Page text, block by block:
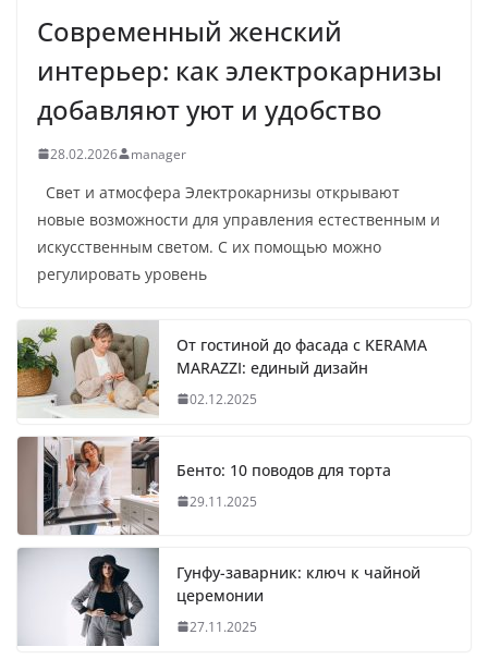
Современный женский
интерьер: как электрокарнизы
добавляют уют и удобство
28.02.2026 manager
Свет и атмосфера Электрокарнизы открывают
новые возможности для управления естественным и
искусственным светом. С их помощью можно
регулировать уровень
От гостиной до фасада с KERAMA
MARAZZI: единый дизайн
02.12.2025
Бенто: 10 поводов для торта
29.11.2025
Гунфу-заварник: ключ к чайной
церемонии
27.11.2025